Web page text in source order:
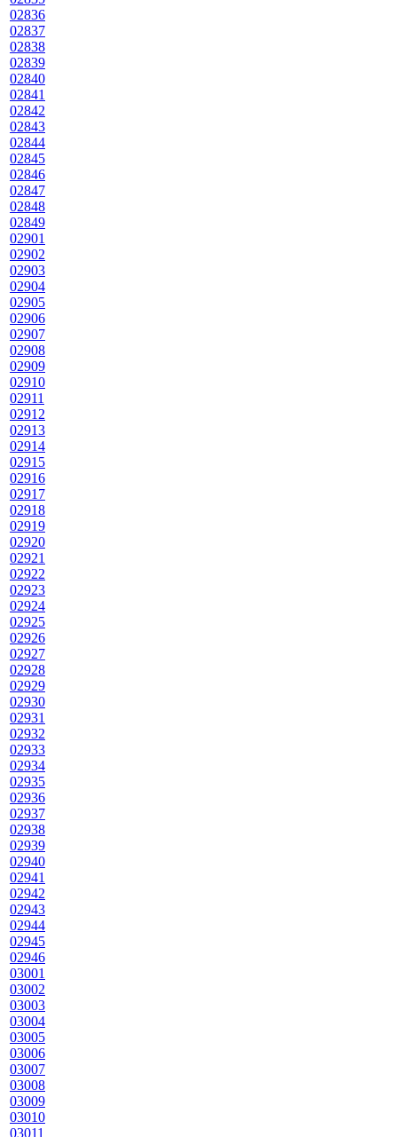
02836
02837
02838
02839
02840
02841
02842
02843
02844
02845
02846
02847
02848
02849
02901
02902
02903
02904
02905
02906
02907
02908
02909
02910
02911
02912
02913
02914
02915
02916
02917
02918
02919
02920
02921
02922
02923
02924
02925
02926
02927
02928
02929
02930
02931
02932
02933
02934
02935
02936
02937
02938
02939
02940
02941
02942
02943
02944
02945
02946
03001
03002
03003
03004
03005
03006
03007
03008
03009
03010
03011